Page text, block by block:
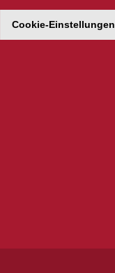
Cookie-Einstellungen